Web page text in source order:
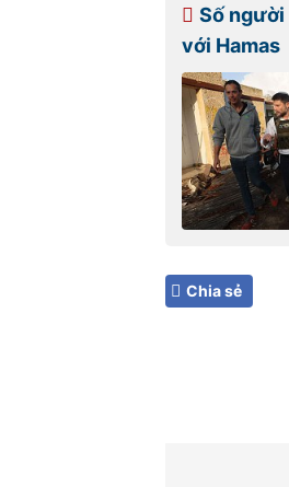
Số người
với Hamas
Chia sẻ